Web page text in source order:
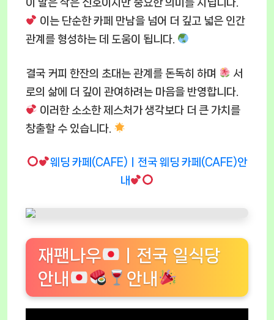
이 말은 작은 신호이지만 중요한 의미를 지닙니다.
이는 단순한 카페 만남을 넘어 더 깊고 넓은 인간
관계를 형성하는 데 도움이 됩니다.
결국 커피 한잔의 초대는 관계를 돈독히 하며
서
로의 삶에 더 깊이 관여하려는 마음을 반영합니다.
이러한 소소한 제스처가 생각보다 더 큰 가치를
창출할 수 있습니다.
웨딩 카페(CAFE)ㅣ전국 웨딩 카페(CAFE)안
내
재팬나우
ㅣ전국 일식당
안내
안내